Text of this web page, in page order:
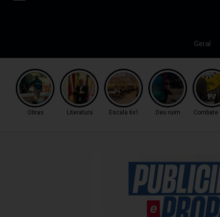
Geral
Obras Literatura Escala 6x1 Deu ruim Combate